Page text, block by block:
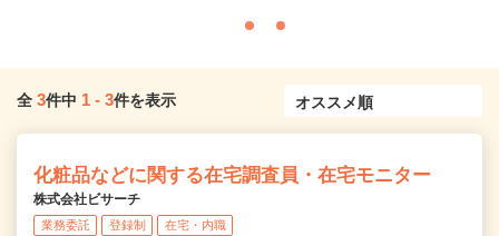
全 3件中 1 - 3件を表示
化粧品などに関する在宅調査員・在宅モニター
株式会社ビサーチ
業務委託 登録制 在宅・内職